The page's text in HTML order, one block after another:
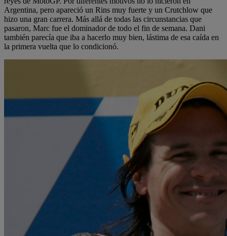
Argentina, pero apareció un Rins muy fuerte y un Crutchlow que
hizo una gran carrera. Más allá de todas las circunstancias que
pasaron, Marc fue el dominador de todo el fin de semana. Dani
también parecía que iba a hacerlo muy bien, lástima de esa caída en
la primera vuelta que lo condicionó.